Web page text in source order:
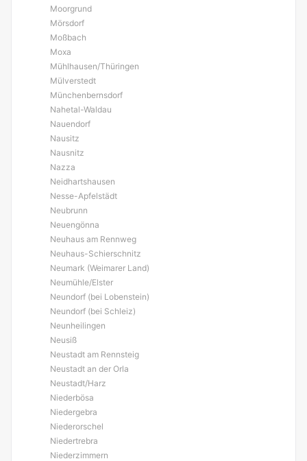
Moorgrund
Mörsdorf
Moßbach
Moxa
Mühlhausen/Thüringen
Mülverstedt
Münchenbernsdorf
Nahetal-Waldau
Nauendorf
Nausitz
Nausnitz
Nazza
Neidhartshausen
Nesse-Apfelstädt
Neubrunn
Neuengönna
Neuhaus am Rennweg
Neuhaus-Schierschnitz
Neumark (Weimarer Land)
Neumühle/Elster
Neundorf (bei Lobenstein)
Neundorf (bei Schleiz)
Neunheilingen
Neusiß
Neustadt am Rennsteig
Neustadt an der Orla
Neustadt/Harz
Niederbösa
Niedergebra
Niederorschel
Niedertrebra
Niederzimmern